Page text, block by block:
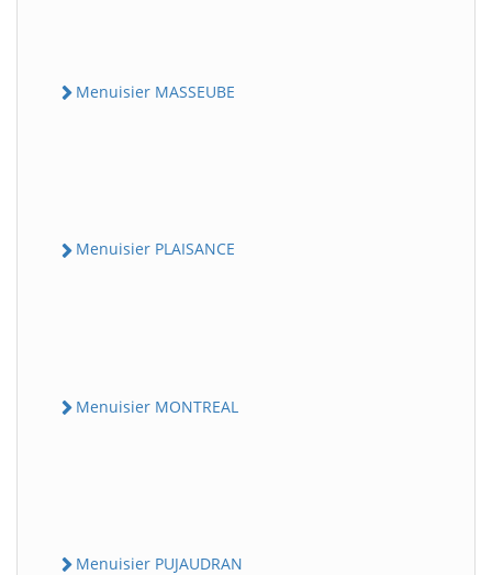
Menuisier MASSEUBE
Menuisier PLAISANCE
Menuisier MONTREAL
Menuisier PUJAUDRAN